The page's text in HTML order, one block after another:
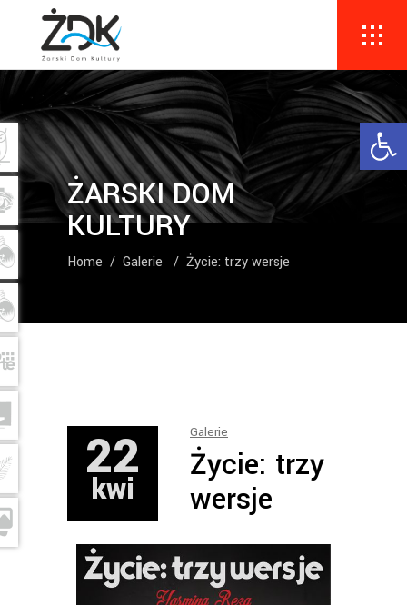
ŻARSKI DOM
KULTURY
Home / Galerie / Życie: trzy wersje
22
kwi
Galerie
Życie: trzy
wersje